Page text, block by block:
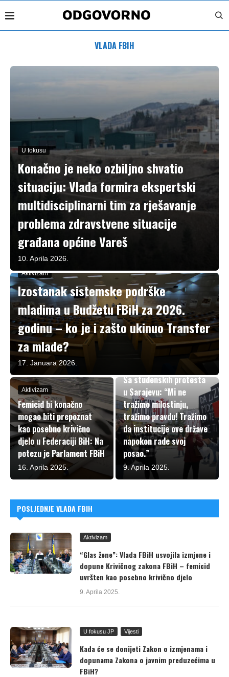
VLADA FBIH
U fokusu
Konačno je neko ozbiljno shvatio
situaciju: Vlada formira ekspertski
multidisciplinarni tim za rješavanje
problema zdravstvene situacije
građana općine Vareš
10. Aprila 2026.
Aktivizam
Izostanak sistemske podrške
mladima u Budžetu FBiH za 2026.
godinu – ko je i zašto ukinuo Transfer
za mlade?
17. Januara 2026.
Aktivizam
Femicid bi konačno
mogao biti prepoznat
kao posebno krivično
djelo u Federaciji BiH: Na
potezu je Parlament FBiH
16. Aprila 2025.
Sa studenskih protesta
u Sarajevu: “Mi ne
tražimo milostinju,
tražimo pravdu! Tražimo
da institucije ove države
napokon rade svoj
posao.”
9. Aprila 2025.
POSLJEDNJE VLADA FBIH
Aktivizam
“Glas žene”: Vlada FBiH usvojila izmjene i
dopune Krivičnog zakona FBiH – femicid
uvršten kao posebno krivično djelo
9. Aprila 2025.
U fokusu JP Vijesti
Kada će se donijeti Zakon o izmjenama i
dopunama Zakona o javnim preduzećima u
FBiH?